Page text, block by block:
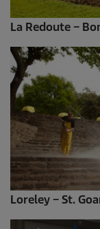
La Redoute –
Loreley – St.